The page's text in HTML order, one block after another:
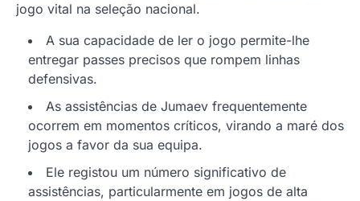
jogo vital na seleção nacional.
A sua capacidade de ler o jogo permite-lhe
entregar passes precisos que rompem linhas
defensivas.
As assistências de Jumaev frequentemente
ocorrem em momentos críticos, virando a maré dos
jogos a favor da sua equipa.
Ele registou um número significativo de
assistências, particularmente em jogos de alta